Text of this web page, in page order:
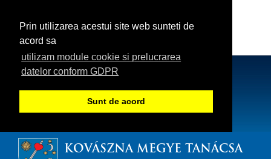
Prin utilizarea acestui site web sunteti de
acord sa
utilizam module cookie si prelucrarea
datelor conform GDPR
Sunt de acord
KOVÁSZNA MEGYE TANÁCSA